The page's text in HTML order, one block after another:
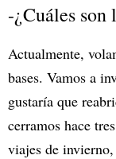
-¿Cuáles son
Actualmente,
bases. Vamos a
gustaría que
cerramos hace
viajes de